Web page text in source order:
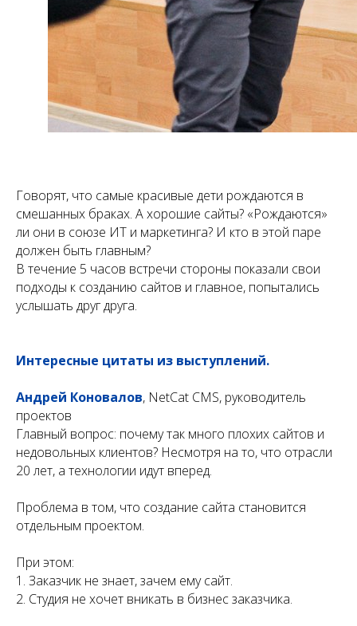
Говорят, что самые красивые дети рождаются в
смешанных браках. А хорошие сайты? «Рождаются»
ли они в союзе ИТ и маркетинга? И кто в этой паре
должен быть главным?
В течение 5 часов встречи стороны показали свои
подходы к созданию сайтов и главное, попытались
услышать друг друга.
Интересные цитаты из выступлений.
Андрей Коновалов, NetCat CMS, руководитель
проектов
Главный вопрос: почему так много плохих сайтов и
недовольных клиентов? Несмотря на то, что отрасли
20 лет, а технологии идут вперед.
Проблема в том, что создание сайта становится
отдельным проектом.
При этом:
1. Заказчик не знает, зачем ему сайт.
2. Студия не хочет вникать в бизнес заказчика.